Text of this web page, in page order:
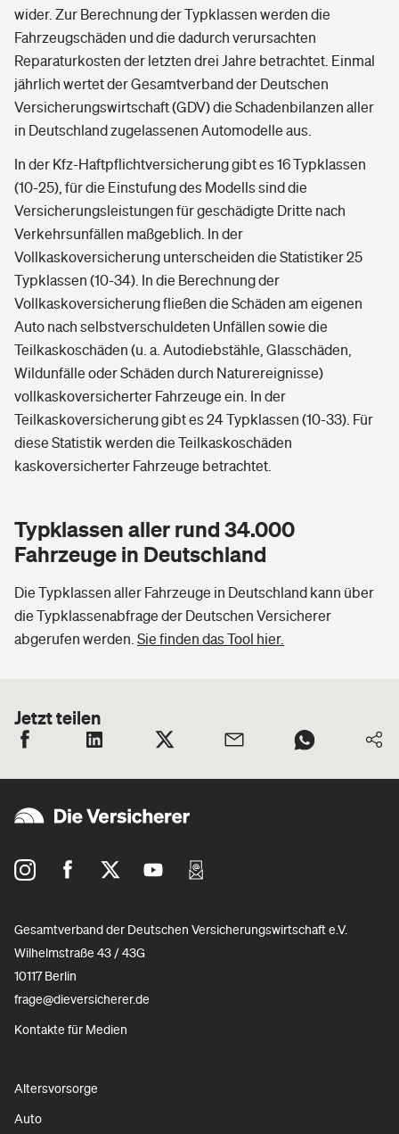
wider. Zur Berechnung der Typklassen werden die
Fahrzeugschäden und die dadurch verursachten
Reparaturkosten der letzten drei Jahre betrachtet. Einmal
jährlich wertet der Gesamtverband der Deutschen
Versicherungswirtschaft (GDV) die Schadenbilanzen aller
in Deutschland zugelassenen Automodelle aus.
In der Kfz-Haftpflichtversicherung gibt es 16 Typklassen
(10-25), für die Einstufung des Modells sind die
Versicherungsleistungen für geschädigte Dritte nach
Verkehrsunfällen maßgeblich. In der
Vollkaskoversicherung unterscheiden die Statistiker 25
Typklassen (10-34). In die Berechnung der
Vollkaskoversicherung fließen die Schäden am eigenen
Auto nach selbstverschuldeten Unfällen sowie die
Teilkaskoschäden (u. a. Autodiebstähle, Glasschäden,
Wildunfälle oder Schäden durch Naturereignisse)
vollkaskoversicherter Fahrzeuge ein. In der
Teilkaskoversicherung gibt es 24 Typklassen (10-33). Für
diese Statistik werden die Teilkaskoschäden
kaskoversicherter Fahrzeuge betrachtet.
Typklassen aller rund 34.000
Fahrzeuge in Deutschland
Die Typklassen aller Fahrzeuge in Deutschland kann über
die Typklassenabfrage der Deutschen Versicherer
abgerufen werden. Sie finden das Tool hier.
Jetzt teilen
Gesamtverband der Deutschen Versicherungswirtschaft e.V.
Wilhelmstraße 43 / 43G
10117 Berlin
frage@dieversicherer.de
Kontakte für Medien
Altersvorsorge
Auto